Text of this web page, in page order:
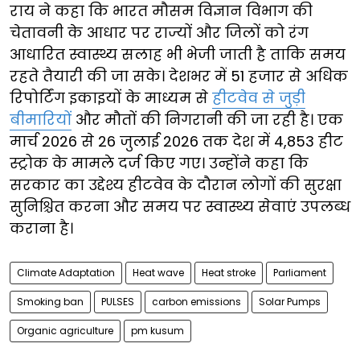
राय ने कहा कि भारत मौसम विज्ञान विभाग की
चेतावनी के आधार पर राज्यों और जिलों को रंग
आधारित स्वास्थ्य सलाह भी भेजी जाती है ताकि समय
रहते तैयारी की जा सके। देशभर में 51 हजार से अधिक
रिपोर्टिंग इकाइयों के माध्यम से हीटवेव से जुड़ी
बीमारियों और मौतों की निगरानी की जा रही है। एक
मार्च 2026 से 26 जुलाई 2026 तक देश में 4,853 हीट
स्ट्रोक के मामले दर्ज किए गए। उन्होंने कहा कि
सरकार का उद्देश्य हीटवेव के दौरान लोगों की सुरक्षा
सुनिश्चित करना और समय पर स्वास्थ्य सेवाएं उपलब्ध
कराना है।
Climate Adaptation Heat wave Heat stroke Parliament
Smoking ban PULSES carbon emissions Solar Pumps
Organic agriculture pm kusum